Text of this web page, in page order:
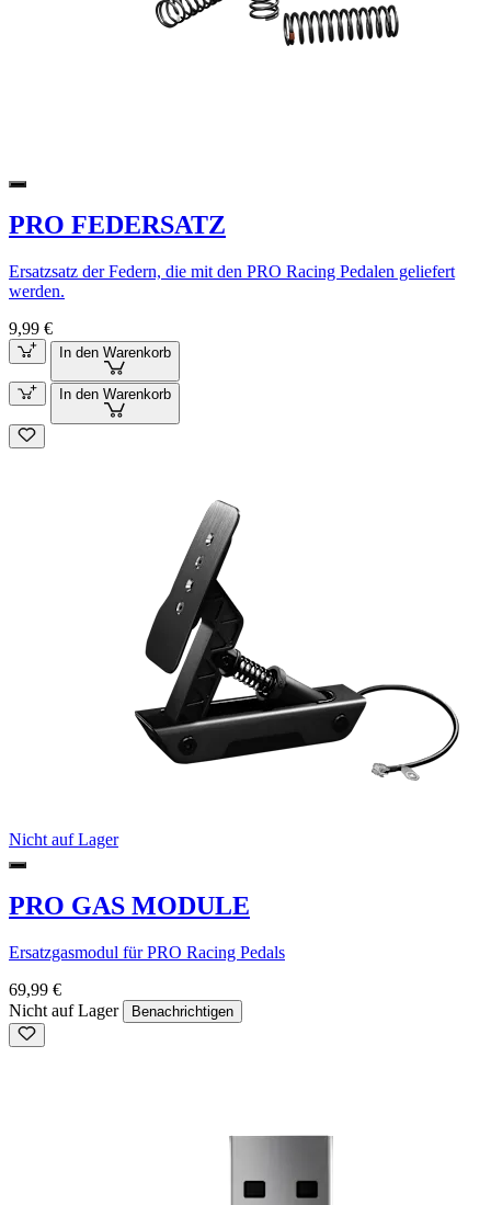
PRO FEDERSATZ
Ersatzsatz der Federn, die mit den PRO Racing Pedalen geliefert
werden.
9,99 €
In den Warenkorb
In den Warenkorb
Nicht auf Lager
PRO GAS MODULE
Ersatzgasmodul für PRO Racing Pedals
69,99 €
Nicht auf Lager
Benachrichtigen